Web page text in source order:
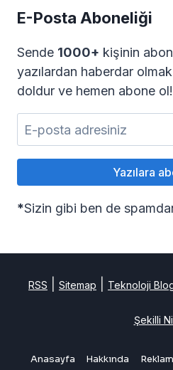
E-Posta Aboneliği
Sende 1000+ kişinin
yazılardan haberdar
doldur ve hemen abone ol!
*Sizin gibi ben de
RSS Sitemap Teknoloji
Şekilli
Anasayfa Hakkında